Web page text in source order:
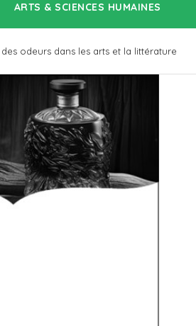
ARTS & SCIENCES HUMAINES
odeurs dans les arts et la littérature